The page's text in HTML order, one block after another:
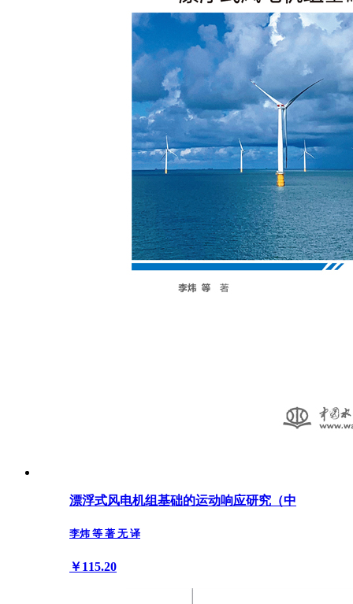
漂浮式风电机组基础的运动响应研究（中
李炜 等 著 无 译
￥115.20